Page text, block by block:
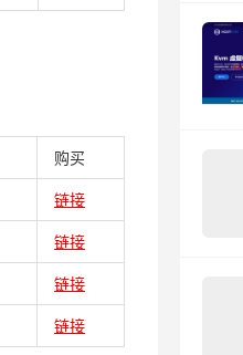
购买
链接
链接
链接
链接